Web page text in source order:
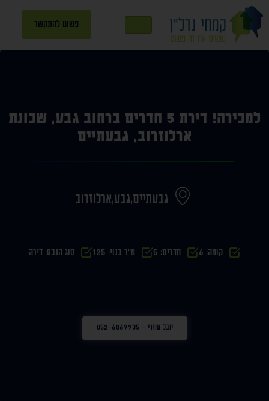
פשוט להתקשר
למכירה! דירת 5 חדרים ברחוב גבע, שכונת
ארלוזרוב, גבעתיים
גבעתיים,גבע,ארלוזרוב
קומה: 6 חדרים: 5 מ״ר בנוי: 125 סוג הנכס: דירה
יובל עוזרי - 052-6069935